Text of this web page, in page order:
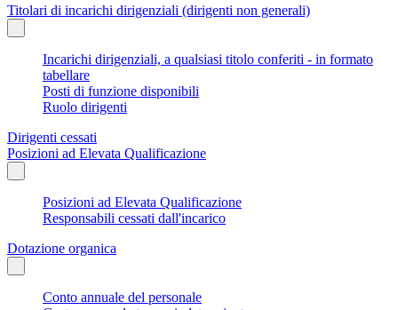
Titolari di incarichi dirigenziali (dirigenti non generali)
Incarichi dirigenziali, a qualsiasi titolo conferiti - in formato
tabellare
Posti di funzione disponibili
Ruolo dirigenti
Dirigenti cessati
Posizioni ad Elevata Qualificazione
Posizioni ad Elevata Qualificazione
Responsabili cessati dall'incarico
Dotazione organica
Conto annuale del personale